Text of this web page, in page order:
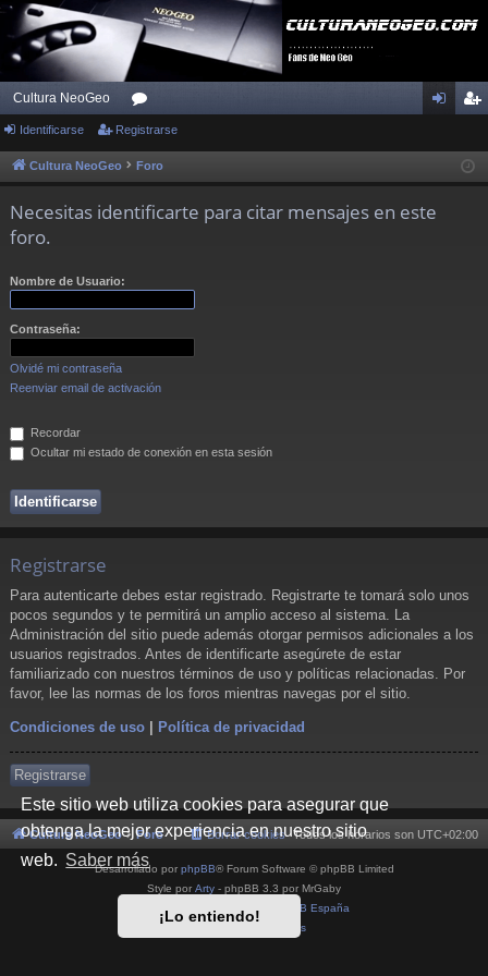
Este sitio web utiliza cookies para asegurar que
obtenga la mejor experiencia en nuestro sitio
web. Saber más
¡Lo entiendo!
Cultura NeoGeo
or
os ist
Identificarse Registrarse
Cultura NeoGeo Foro
Necesitas identificarte para citar mensajes en este
foro.
Nombre de Usuario:
Contraseña:
Olvidé mi contraseña
Reenviar email de activación
Recordar
Ocultar mi estado de conexión en esta sesión
Registrarse
Para autenticarte debes estar registrado. Registrarte te tomará solo unos
pocos segundos y te permitirá un amplio acceso al sistema. La
Administración del sitio puede además otorgar permisos adicionales a los
usuarios registrados. Antes de identificarte asegúrete de estar
familiarizado con nuestros términos de uso y políticas relacionadas. Por
favor, lee las normas de los foros mientras navegas por el sitio.
Condiciones de uso Política de privacidad
Registrarse
Cultura NeoGeo Foro Todos los horarios son UTC+02:00
Borrar cookies
Desarrollado por phpBB® Forum Software © phpBB Limited
Style por Arty - phpBB 3.3 por MrGaby
phpBB España
Condiciones